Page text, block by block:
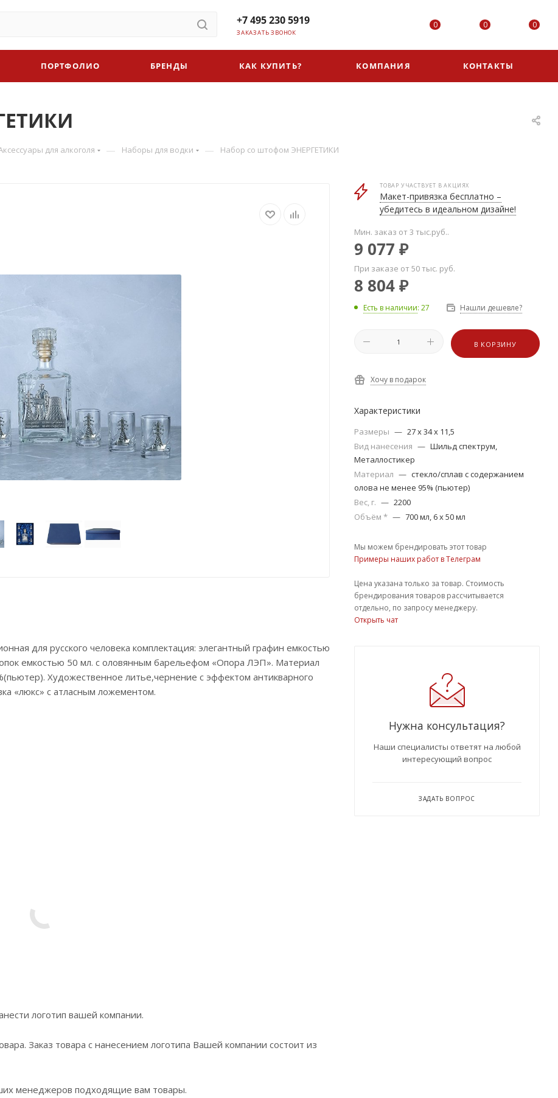
+7 495 230 5919
ЗАКАЗАТЬ ЗВОНОК
0 0 0
ПОРТФОЛИО БРЕНДЫ КАК КУПИТЬ? КОМПАНИЯ КОНТАКТЫ
для алкоголя — Наборы для водки — Набор со штофом ЭНЕРГЕТИКИ
для русского человека комплектация: элегантный графин емкостью
емкостью 50 мл. с оловянным барельефом «Опора ЛЭП». Материал
Художественное литье,чернение с эффектом антикварного
«люкс» с атласным ложементом.
логотип вашей компании.
Заказ товара с нанесением логотипа Вашей компании состоит из
менеджеров подходящие вам товары.
ТОВАР УЧАСТВУЕТ В АКЦИЯХ
Макет-привязка бесплатно –
убедитесь в идеальном дизайне!
Мин. заказ от 3 тыс.руб..
9 077 ₽
При заказе от 50 тыс. руб.
8 804₽
Есть в наличии: 27 Нашли дешевле?
В КОРЗИНУ
Хочу в подарок
Характеристики
Размеры — 27 х 34 х 11,5
Вид нанесения — Шильд спектрум,
Металлостикер
Материал — стекло/сплав с содержанием
олова не менее 95% (пьютер)
Вес, г. — 2200
Объём * — 700 мл, 6 х 50 мл
Мы можем брендировать этот товар
Примеры наших работ в Телеграм
Цена указана только за товар. Стоимость
брендирования товаров рассчитывается
отдельно, по запросу менеджеру.
Открыть чат
Нужна консультация?
Наши специалисты ответят на любой
интересующий вопрос
ЗАДАТЬ ВОПРОС